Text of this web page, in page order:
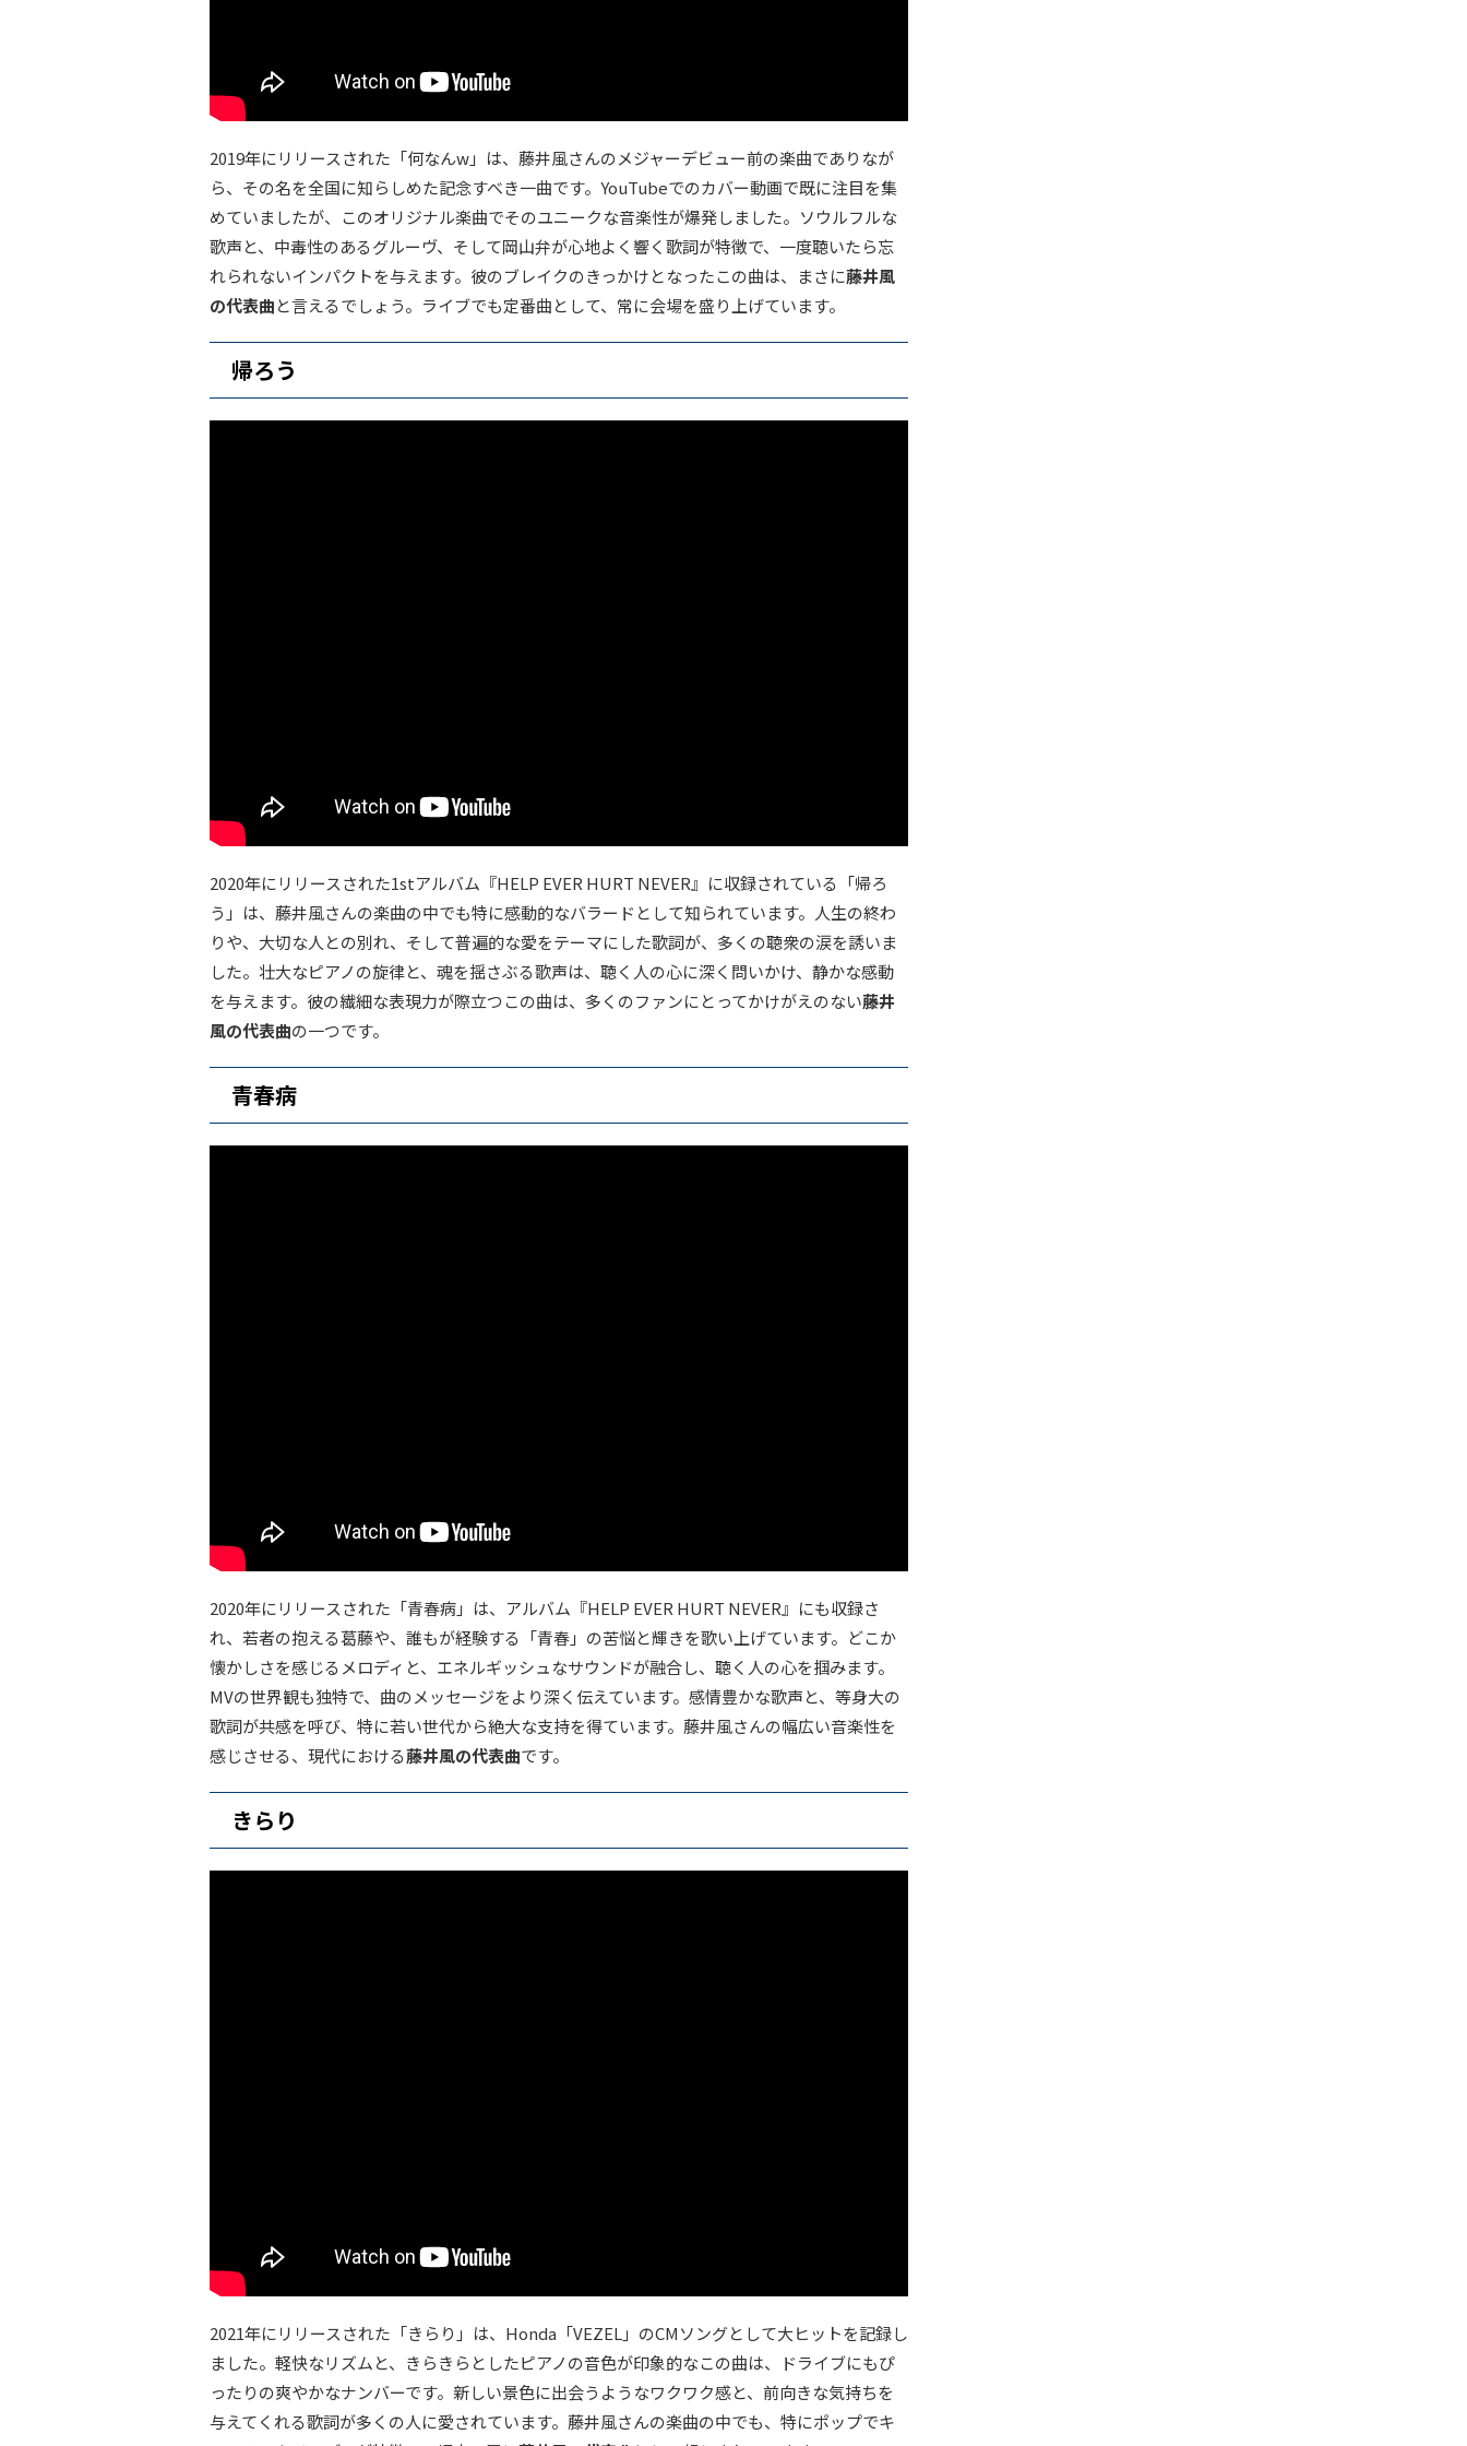
2019年にリリースされた「何なんw」は、藤井風さんのメジャーデビュー前の楽曲でありなが
ら、その名を全国に知らしめた記念すべき一曲です。YouTubeでのカバー動画で既に注目を集
めていましたが、このオリジナル楽曲でそのユニークな音楽性が爆発しました。ソウルフルな
歌声と、中毒性のあるグルーヴ、そして岡山弁が心地よく響く歌詞が特徴で、一度聴いたら忘
れられないインパクトを与えます。彼のブレイクのきっかけとなったこの曲は、まさに藤井風
の代表曲と言えるでしょう。ライブでも定番曲として、常に会場を盛り上げています。
帰ろう
2020年にリリースされた1stアルバム『HELP EVER HURT NEVER』に収録されている「帰ろ
う」は、藤井風さんの楽曲の中でも特に感動的なバラードとして知られています。人生の終わ
りや、大切な人との別れ、そして普遍的な愛をテーマにした歌詞が、多くの聴衆の涙を誘いま
した。壮大なピアノの旋律と、魂を揺さぶる歌声は、聴く人の心に深く問いかけ、静かな感動
を与えます。彼の繊細な表現力が際立つこの曲は、多くのファンにとってかけがえのない藤井
風の代表曲の一つです。
青春病
2020年にリリースされた「青春病」は、アルバム『HELP EVER HURT NEVER』にも収録さ
れ、若者の抱える葛藤や、誰もが経験する「青春」の苦悩と輝きを歌い上げています。どこか
懐かしさを感じるメロディと、エネルギッシュなサウンドが融合し、聴く人の心を掴みます。
MVの世界観も独特で、曲のメッセージをより深く伝えています。感情豊かな歌声と、等身大の
歌詞が共感を呼び、特に若い世代から絶大な支持を得ています。藤井風さんの幅広い音楽性を
感じさせる、現代における藤井風の代表曲です。
きらり
2021年にリリースされた「きらり」は、Honda「VEZEL」のCMソングとして大ヒットを記録し
ました。軽快なリズムと、きらきらとしたピアノの音色が印象的なこの曲は、ドライブにもぴ
ったりの爽やかなナンバーです。新しい景色に出会うようなワクワク感と、前向きな気持ちを
与えてくれる歌詞が多くの人に愛されています。藤井風さんの楽曲の中でも、特にポップでキ